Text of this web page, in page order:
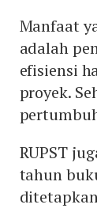
Manfaat
adalah
efisiensi
proyek.
RUPST
tahun